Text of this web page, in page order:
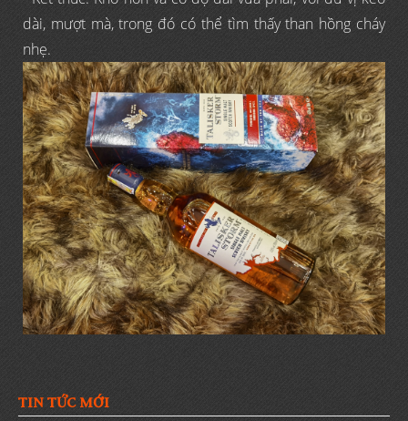
dài, mượt mà, trong đó có thể tìm thấy than hồng cháy
nhẹ.
TIN TỨC MỚI